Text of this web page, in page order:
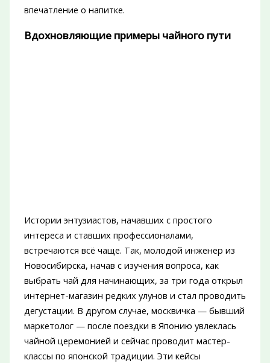
впечатление о напитке.
Вдохновляющие примеры чайного пути
Истории энтузиастов, начавших с простого
интереса и ставших профессионалами,
встречаются всё чаще. Так, молодой инженер из
Новосибирска, начав с изучения вопроса, как
выбрать чай для начинающих, за три года открыл
интернет-магазин редких улунов и стал проводить
дегустации. В другом случае, москвичка — бывший
маркетолог — после поездки в Японию увлеклась
чайной церемонией и сейчас проводит мастер-
классы по японской традиции. Эти кейсы